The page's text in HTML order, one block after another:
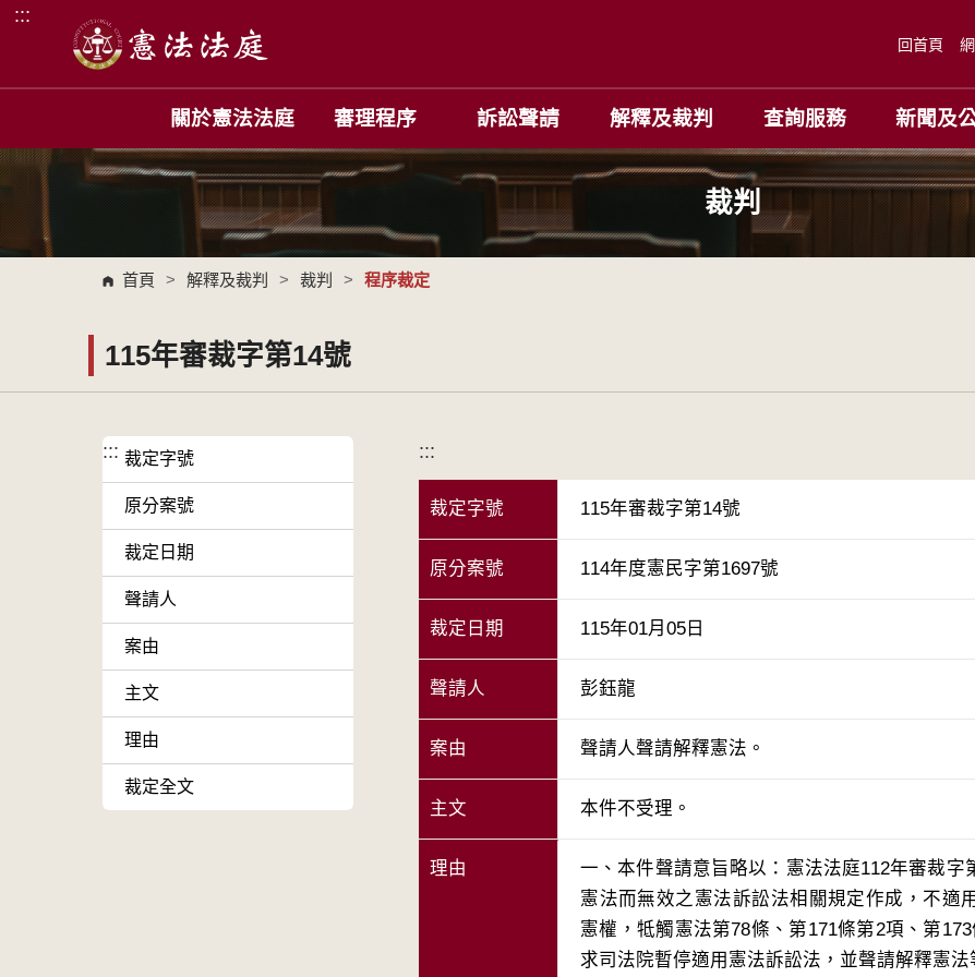
跳到主要內容區塊
:::
回首頁
關於憲法法庭 審理程序 訴訟聲請 解釋及裁判 查詢服務 新聞及
裁判
首頁 > 解釋及裁判 > 裁判 > 程序裁定
115年審裁字第14號
::: 裁定字號
原分案號
裁定日期
聲請人
案由
主文
理由
裁定全文
:::
裁定字號 115年審裁字第14號
原分案號 114年度憲民字第1697號
裁定日期 115年01月05日
聲請人 彭鈺龍
案由 聲請人聲請解釋憲法。
主文 本件不受理。
理由
一、本件聲請意旨略以：憲法法庭112年審裁
憲法而無效之憲法訴訟法相關規定作成，不適
憲權，牴觸憲法第78條、第171條第2項、第